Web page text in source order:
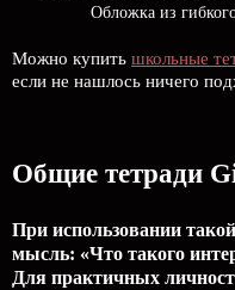
Обложка из
Можно купить школьные
если не нашлось ничего
Общие тетради
При использовании
мысль: «Что такого
Для практичных